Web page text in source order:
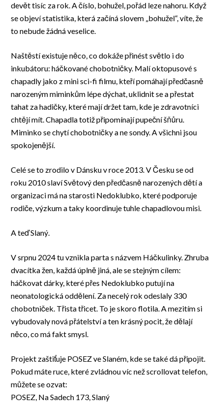
devět tisíc za rok. A číslo, bohužel, pořád leze nahoru. Když
se objeví statistika, která začíná slovem „bohužel“, víte, že
to nebude žádná veselice.
Naštěstí existuje něco, co dokáže přinést světlo i do
inkubátoru: háčkované chobotničky. Malí oktopusové s
chapadly jako z mini sci-fi filmu, kteří pomáhají předčasně
narozeným miminkům lépe dýchat, uklidnit se a přestat
tahat za hadičky, které mají držet tam, kde je zdravotníci
chtějí mít. Chapadla totiž připomínají pupeční šňůru.
Miminko se chytí chobotničky a ne sondy. A všichni jsou
spokojenější.
Celé se to zrodilo v Dánsku v roce 2013. V Česku se od
roku 2010 slaví Světový den předčasně narozených dětí a
organizaci má na starosti Nedoklubko, které podporuje
rodiče, výzkum a taky koordinuje tuhle chapadlovou misi.
A teď Slaný.
V srpnu 2024 tu vznikla parta s názvem Háčkulinky. Zhruba
dvacítka žen, každá úplně jiná, ale se stejným cílem:
háčkovat dárky, které přes Nedoklubko putují na
neonatologická oddělení. Za necelý rok odeslaly 330
chobotniček. Třista třicet. To je skoro flotila. A mezitím si
vybudovaly nová přátelství a ten krásný pocit, že dělají
něco, co má fakt smysl.
Projekt zaštiťuje POSEZ ve Slaném, kde se také dá připojit.
Pokud máte ruce, které zvládnou víc než scrollovat telefon,
můžete se ozvat:
POSEZ, Na Sadech 173, Slaný